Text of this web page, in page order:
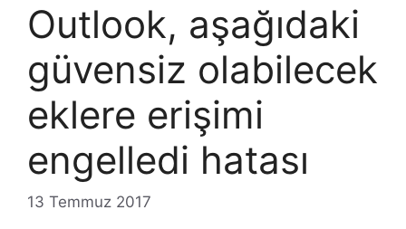
Outlook, aşağıdaki
güvensiz olabilecek
eklere erişimi
engelledi hatası
13 Temmuz 2017